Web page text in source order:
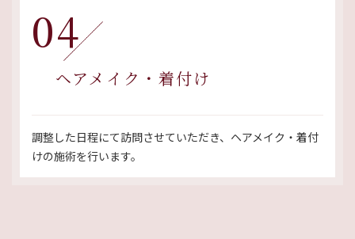
04
ヘアメイク・着付け
調整した日程にて訪問させていただき、ヘアメイク・着付
けの施術を行います。